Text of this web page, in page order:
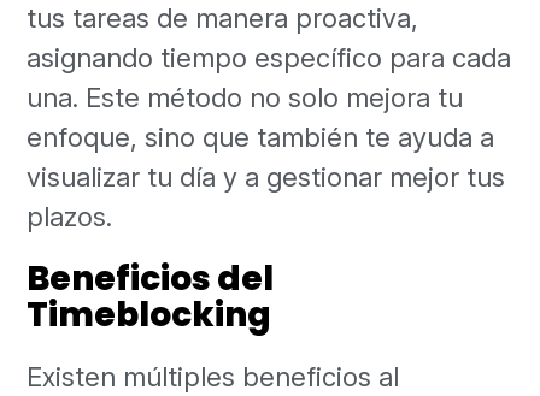
tus tareas de manera proactiva,
asignando tiempo específico para cada
una. Este método no solo mejora tu
enfoque, sino que también te ayuda a
visualizar tu día y a gestionar mejor tus
plazos.
Beneficios del
Timeblocking
Existen múltiples beneficios al